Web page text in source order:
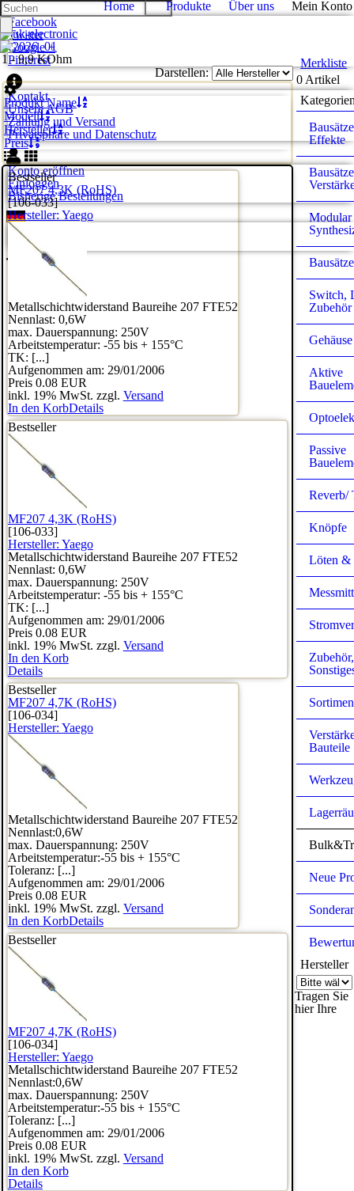
Facebook
Twitter
Google +
Pinterest
Kontakt
Unsere AGB
Zahlung und Versand
Privatsphäre und Datenschutz
Konto eröffnen
Einloggen
Bisherige Bestellungen
Home Produkte Über uns Mein Konto
1 - 9,9 KOhm
Darstellen:
Produkt Name
Modell
Hersteller
Preis
Bestseller
MF207 4,3K (RoHS)
[106-033]
Hersteller: Yaego
Metallschichtwiderstand Baureihe 207 FTE52
Nennlast: 0,6W
max. Dauerspannung: 250V
Arbeitstemperatur: -55 bis + 155°C
TK: [...]
Aufgenommen am: 29/01/2006
Preis 0.08 EUR
inkl. 19% MwSt. zzgl. Versand
In den KorbDetails
Bestseller
MF207 4,3K (RoHS)
[106-033]
Hersteller: Yaego
Metallschichtwiderstand Baureihe 207 FTE52
Nennlast: 0,6W
max. Dauerspannung: 250V
Arbeitstemperatur: -55 bis + 155°C
TK: [...]
Aufgenommen am: 29/01/2006
Preis 0.08 EUR
inkl. 19% MwSt. zzgl. Versand
In den Korb
Details
Bestseller
MF207 4,7K (RoHS)
[106-034]
Hersteller: Yaego
Metallschichtwiderstand Baureihe 207 FTE52
Nennlast:0,6W
max. Dauerspannung: 250V
Arbeitstemperatur:-55 bis + 155°C
Toleranz: [...]
Aufgenommen am: 29/01/2006
Preis 0.08 EUR
inkl. 19% MwSt. zzgl. Versand
In den KorbDetails
Bestseller
MF207 4,7K (RoHS)
[106-034]
Hersteller: Yaego
Metallschichtwiderstand Baureihe 207 FTE52
Nennlast:0,6W
max. Dauerspannung: 250V
Arbeitstemperatur:-55 bis + 155°C
Toleranz: [...]
Aufgenommen am: 29/01/2006
Preis 0.08 EUR
inkl. 19% MwSt. zzgl. Versand
In den Korb
Details
Merkliste
0 Artikel
Effekte
Modular
Switch,
Zubehör
Gehäuse
Aktive
Passive
Reverb/
Knöpfe
Löten &
Bauteile
Neue
Hersteller
Tragen Sie
hier Ihre